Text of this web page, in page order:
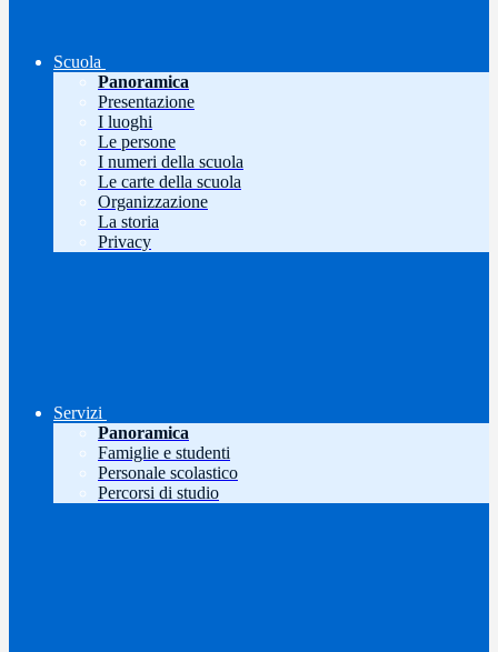
Scuola
Panoramica
Presentazione
I luoghi
Le persone
I numeri della scuola
Le carte della scuola
Organizzazione
La storia
Privacy
Servizi
Panoramica
Famiglie e studenti
Personale scolastico
Percorsi di studio